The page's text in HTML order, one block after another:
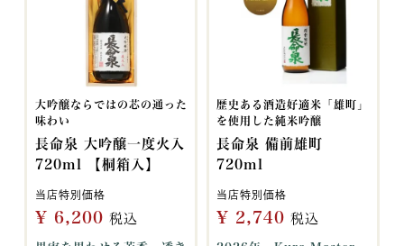
大吟醸ならではの芯の通った
味わい
長命泉 大吟醸一度火入
720ml 【桐箱入】
当店特別価格
¥ 6,200 税込
歴史ある酒造好適米「雄町」
を使用した純米吟醸
長命泉 備前雄町
720ml
当店特別価格
¥ 2,740 税込